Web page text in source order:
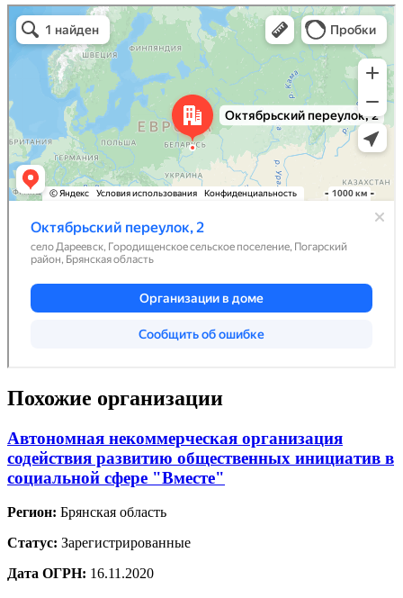
Похожие организации
Автономная некоммерческая организация
содействия развитию общественных инициатив в
социальной сфере "Вместе"
Регион: Брянская область
Статус: Зарегистрированные
Дата ОГРН: 16.11.2020